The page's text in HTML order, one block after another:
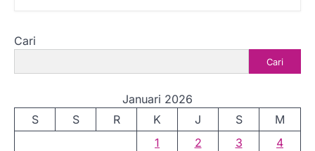
Cari
Cari
Januari 2026
S
S R K J S
M
1
2 3
4